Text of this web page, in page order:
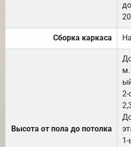
Сборка каркаса
Высота от пола до потолка
2-